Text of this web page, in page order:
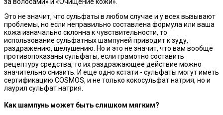
Это не значит, что сульфаты в любом случае и у всех вызывают
проблемы, но если неправильно составлена формула или ваша
кожа изначально склонна к чувствительности, то
использование сульфатных шампуней приводит к зуду,
раздражению, шелушению. Но и это не значит, что вам вообще
противопоказаны сульфаты, если грамотно составить
рецептуру средства, то их раздражающее действие можно
значительно снизить. И еще одно кстати - сульфаты могут иметь
сертификацию COSMOS, и не только кокосульфат натрия, но и
лаурил сульфат натрия.
Как шампунь может быть слишком мягким?